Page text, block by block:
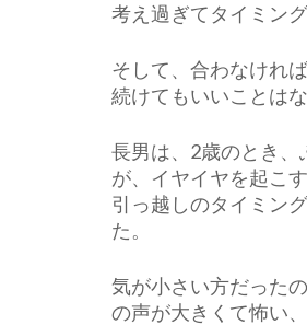
考え過ぎてタイミン
そして、合わなけれ
続けてもいいことはな
長男は、2歳のとき
が、イヤイヤを起こ
引っ越しのタイミン
た。
気が小さい方だった
の声が大きくて怖い